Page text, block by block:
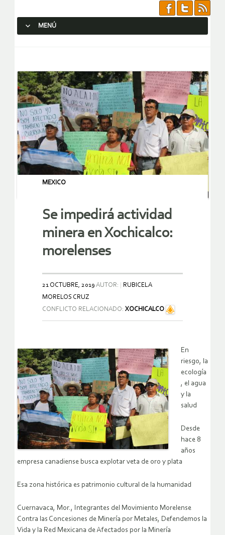
MENÚ
MEXICO
Se impedirá actividad
minera en Xochicalco:
morelenses
21 OCTUBRE, 2019 AUTOR:
RUBICELA
MORELOS CRUZ
CONFLICTO RELACIONADO: XOCHICALCO
En
riesgo, la
ecología
, el agua
y la
salud
Desde
hace 8
años
empresa canadiense busca explotar veta de oro y plata
Esa zona histórica es patrimonio cultural de la humanidad
Cuernavaca, Mor., Integrantes del Movimiento Morelense
Contra las Concesiones de Minería por Metales, Defendemos la
Vida y la Red Mexicana de Afectados por la Minería